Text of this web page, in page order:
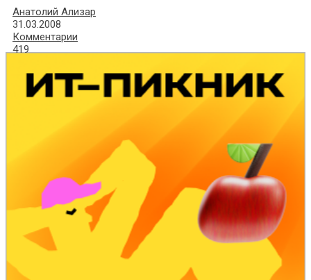
Анатолий Ализар
31.03.2008
Комментарии
419